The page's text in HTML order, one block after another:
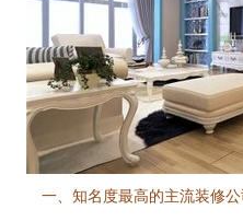
一、知名度最高的主流装修